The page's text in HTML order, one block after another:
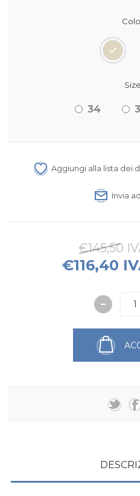
Size
34
Aggiungi alla lista dei
Invia
€145,50
€116,40